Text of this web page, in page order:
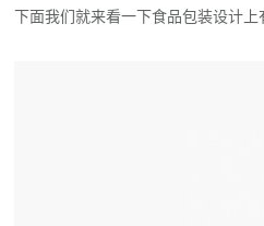
下面我们就来看一下食品包装设计上